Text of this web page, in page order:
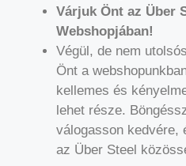
Várjuk Önt az Über
Webshopjában!
Végül, de nem
Önt a
kellemes és
lehet része.
válogasson kedvére,
az Über Steel